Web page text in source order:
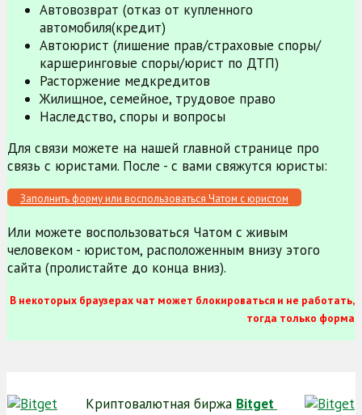
Автовозврат (отказ от купленного
автомобиля(кредит)
Автоюрист (лишение прав/страховые споры/
каршеринговые споры/юрист по ДТП)
Расторжение медкредитов
Жилищное, семейное, трудовое право
Наследство, споры и вопросы
Для связи можете на нашей главной странице про
связь с юристами. После - с вами свяжутся юристы:
Заполнить форму или воспользоваться Чатом с юристом
Или можете воспользоваться Чатом с живым
человеком - юристом, расположенным внизу этого
сайта (пролистайте до конца вниз).
В некоторых браузерах чат может блокироваться и не работать,
тогда только форма
Криптовалютная биржа Bitget